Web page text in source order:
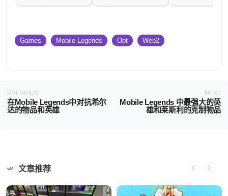
Games Mobile Legends Opt Web2
PREVIOUS
在Mobile Legends中对抗希尔
达的物品和英雄
NEXT
Mobile Legends 中最强大的英
雄和莱斯利的克制物品
文章推荐